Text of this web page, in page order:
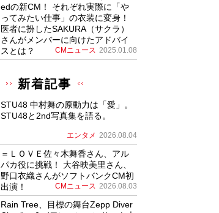
edの新CM！ それぞれ実際に「や
ってみたい仕事」の衣装に変身！
医者に扮したSAKURA（サクラ）
さんがメンバーに向けたアドバイ
スとは？
CMニュース 2025.01.08
新着記事
STU48 中村舞の原動力は「愛」。
STU48と2nd写真集を語る。
エンタメ 2026.08.04
＝ＬＯＶＥ佐々木舞香さん、アル
パカ役に挑戦！ 大谷映美里さん、
野口衣織さんがソフトバンクCM初
出演！
CMニュース 2026.08.03
Rain Tree、目標の舞台Zepp Diver